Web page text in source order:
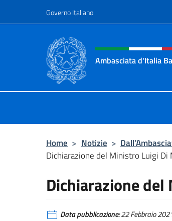
Governo Italiano
Intestazione sito,
Ambasciata d'Italia
Home > Notizie >
Dichiarazione del Ministro Luigi Di
Dichiarazione
Data pubblicazione:22 Febbraio